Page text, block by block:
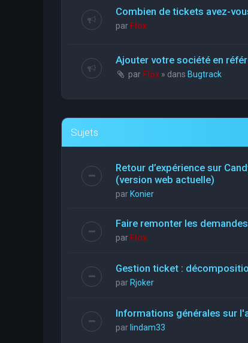
Combien de tickets avez-
par Flox
Ajouter votre société en
par Flox » dans Bugtrack
Sujets
Retour d’expérience sur
(version web actuelle)
par Konier
Faire remonter les
par Flox
Gestion ticket :
par Rjoker
Informations générales sur
par lindam33